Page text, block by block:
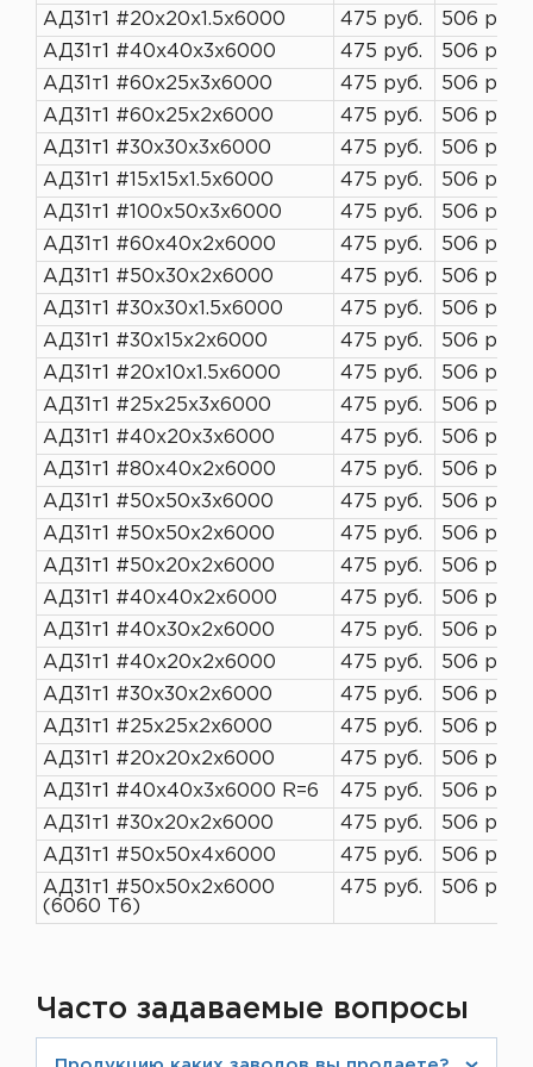
АД31т1 #20х20х1.5х6000 475 руб.
506 руб.
АД31т1 #40х40х3х6000
475 руб.
506 руб.
АД31т1 #60х25х3х6000
475 руб.
506 руб.
АД31т1 #60х25х2х6000
475 руб.
506 руб.
АД31т1 #30х30х3х6000
475 руб.
506 руб.
АД31т1 #15х15х1.5х6000
475 руб.
506 руб.
АД31т1 #100х50х3х6000
475 руб.
506 руб.
АД31т1 #60х40х2х6000
475 руб.
506 руб.
АД31т1 #50х30х2х6000
475 руб.
506 руб.
АД31т1 #30х30х1.5х6000
475 руб.
506 руб.
АД31т1 #30х15х2х6000
475 руб.
506 руб.
АД31т1 #20х10х1.5х6000
475 руб.
506 руб.
АД31т1 #25х25х3х6000
475 руб.
506 руб.
АД31т1 #40х20х3х6000
475 руб.
506 руб.
АД31т1 #80х40х2х6000
475 руб.
506 руб.
АД31т1 #50х50х3х6000
475 руб.
506 руб.
АД31т1 #50х50х2х6000
475 руб.
506 руб.
АД31т1 #50х20х2х6000
475 руб.
506 руб.
АД31т1 #40х40х2х6000
475 руб.
506 руб.
АД31т1 #40х30х2х6000
475 руб.
506 руб.
АД31т1 #40х20х2х6000
475 руб.
506 руб.
АД31т1 #30х30х2х6000
475 руб.
506 руб.
АД31т1 #25х25х2х6000
475 руб.
506 руб.
АД31т1 #20х20х2х6000
475 руб.
506 руб.
АД31т1 #40х40х3х6000 R=6
475 руб.
506 руб.
АД31т1 #30х20х2х6000
475 руб.
506 руб.
АД31т1 #50х50х4х6000
475 руб.
506 руб.
АД31т1 #50х50х2х6000
(6060 Т6)
475 руб. 506 руб.
Часто задаваемые вопросы